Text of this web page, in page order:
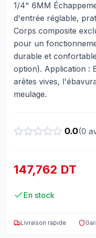
1/4" 6MM
d'entrée réglable,
Corps composite
pour un
durable et
option). Application :
arêtes vives,
meulage.
0.0(0
147,762 DT
En stock
Livraison rapide